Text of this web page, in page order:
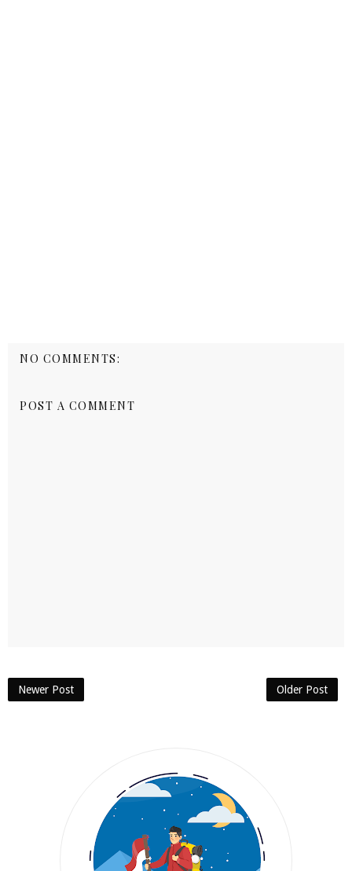
NO COMMENTS:
POST A COMMENT
Newer Post Older Post